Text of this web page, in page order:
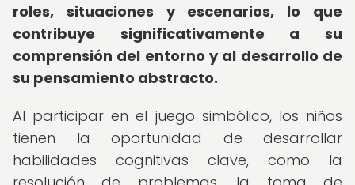
roles, situaciones y escenarios, lo que
contribuye significativamente a su
comprensión del entorno y al desarrollo de
su pensamiento abstracto.
Al participar en el juego simbólico, los niños
tienen la oportunidad de desarrollar
habilidades cognitivas clave, como la